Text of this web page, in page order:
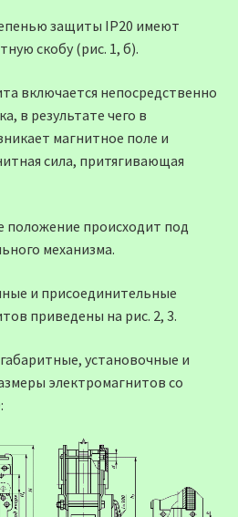
защиты IР20 имеют
скобу (рис. 1, б).
включается непосредственно
в результате чего в
магнитное поле и
сила, притягивающая
положение происходит под
механизма.
и присоединительные
приведены на рис. 2, 3.
установочные и
электромагнитов со